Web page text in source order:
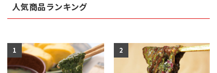
人気商品ランキング
1 2